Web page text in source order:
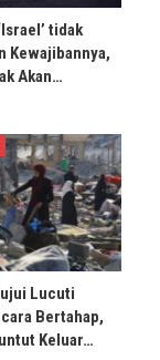
tidak
Kewajibannya,
Akan…
Lucuti
Bertahap,
Keluar…